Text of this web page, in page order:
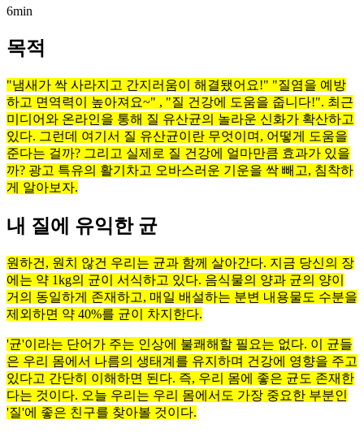
6min
목적
"냄새가 싹 사라지고 간지러움이 해결됐어요!" "질염을 예방
하고 면역력이 높아져요~" , "질 건강에 도움을 줍니다!". 최근
미디어와 온라인을 통해 질 유산균의 놀라운 신화가 확산하고
있다. 그런데 여기서 질 유산균이란 무엇이며, 어떻게 도움을
준다는 걸까? 그리고 실제로 질 건강에 얼마만큼 효과가 있을
까? 광고 특유의 활기차고 오바스러운 기운을 싹 빼고, 침착하
게 알아보자.
내 질에 유익한 균
원하건, 원치 않건 우리는 균과 함께 살아간다. 지금 당신의 장
에는 약 1kg의 균이 서식하고 있다. 음식물의 양과 균의 양이
거의 동일하게 존재하고, 매일 배설하는 분변 내용물도 수분을
제외하면 약 40%를 균이 차지한다.
'균'이라는 단어가 주는 인상에 불쾌해할 필요는 없다. 이 균들
은 우리 몸에서 나름의 생태계를 유지하며 건강에 영향을 주고
있다고 간단히 이해하면 된다. 즉, 우리 몸에 좋은 균도 존재한
다는 것이다. 오늘 우리는 우리 몸에서도 가장 중요한 부분인
'질'에 좋은 친구를 찾아볼 것이다.